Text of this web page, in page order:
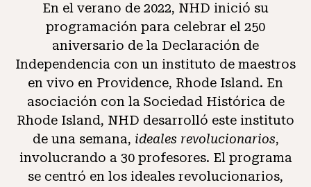
Noticias y Eventos
Acerca de NHD
Involucrarse
En el verano de 2022, NHD inició su
programación para celebrar el 250
aniversario de la Declaración de
Independencia con un instituto de maestros
en vivo en Providence, Rhode Island. En
asociación con la Sociedad Histórica de
Rhode Island, NHD desarrolló este instituto
de una semana, ideales revolucionarios,
involucrando a 30 profesores. El programa
se centró en los ideales revolucionarios,